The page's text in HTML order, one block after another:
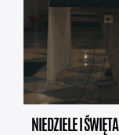
NIEDZIELE I ŚWIĘTA